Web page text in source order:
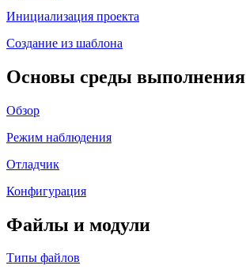
Инициализация проекта
Создание из шаблона
Основы среды выполнения
Обзор
Режим наблюдения
Отладчик
Конфигурация
Файлы и модули
Типы файлов